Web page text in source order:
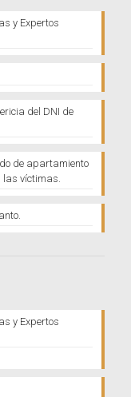
y Expertos
del DNI de
de apartamiento
las víctimas.
y Expertos